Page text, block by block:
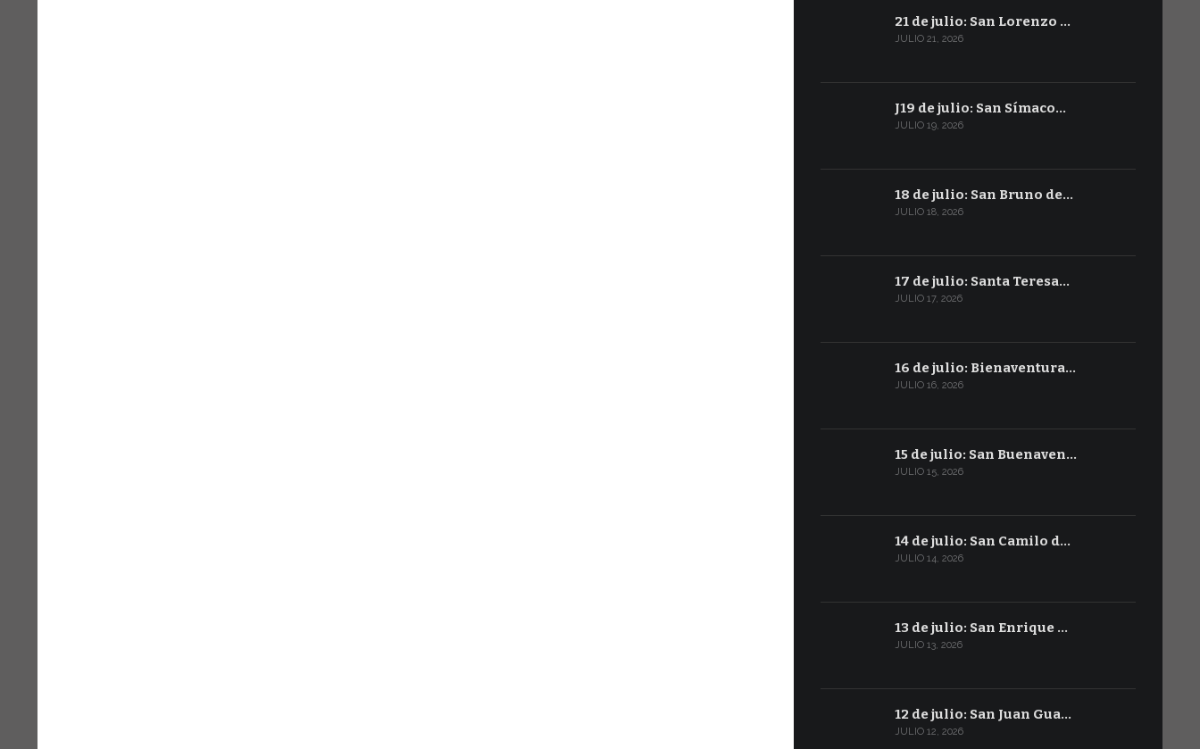
21 de julio: San Lorenzo …
JULIO 21, 2026
J19 de julio: San Símaco…
JULIO 19, 2026
18 de julio: San Bruno de…
JULIO 18, 2026
17 de julio: Santa Teresa…
JULIO 17, 2026
16 de julio: Bienaventura…
JULIO 16, 2026
15 de julio: San Buenaven…
JULIO 15, 2026
14 de julio: San Camilo d…
JULIO 14, 2026
13 de julio: San Enrique …
JULIO 13, 2026
12 de julio: San Juan Gua…
JULIO 12, 2026